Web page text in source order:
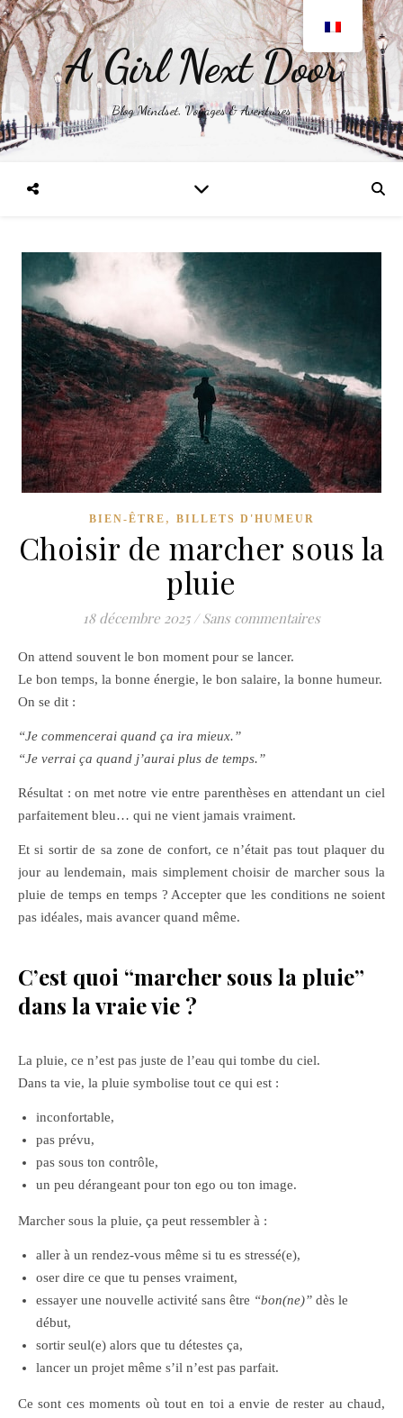
A Girl Next Door
Blog Mindset, Voyages & Aventures
BIEN-ÊTRE , BILLETS D'HUMEUR
Choisir de marcher sous la
pluie
18 décembre 2025 / Sans commentaires
On attend souvent le bon moment pour se lancer.
Le bon temps, la bonne énergie, le bon salaire, la bonne humeur.
On se dit :
“Je commencerai quand ça ira mieux.”
“Je verrai ça quand j’aurai plus de temps.”
Résultat : on met notre vie entre parenthèses en attendant un ciel
parfaitement bleu… qui ne vient jamais vraiment.
Et si sortir de sa zone de confort, ce n’était pas tout plaquer du
jour au lendemain, mais simplement choisir de marcher sous la
pluie de temps en temps ? Accepter que les conditions ne soient
pas idéales, mais avancer quand même.
C’est quoi “marcher sous la pluie”
dans la vraie vie ?
La pluie, ce n’est pas juste de l’eau qui tombe du ciel.
Dans ta vie, la pluie symbolise tout ce qui est :
inconfortable,
pas prévu,
pas sous ton contrôle,
un peu dérangeant pour ton ego ou ton image.
Marcher sous la pluie, ça peut ressembler à :
aller à un rendez-vous même si tu es stressé(e),
oser dire ce que tu penses vraiment,
essayer une nouvelle activité sans être “bon(ne)” dès le
début,
sortir seul(e) alors que tu détestes ça,
lancer un projet même s’il n’est pas parfait.
Ce sont ces moments où tout en toi a envie de rester au chaud,